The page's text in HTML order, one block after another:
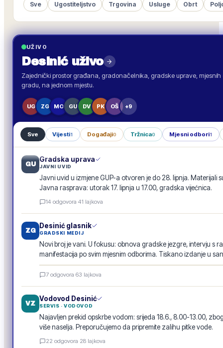
Sve Ugostiteljstvo Trgovina Usluge Obrt
UŽIVO
Desinićuživo
Zajednički prostor građana, gradonačelnika, gradske uprave,
gradu, na jednom mjestu.
UG ZG MO GU DV PK OŠ +9
Sve Vijesti1 Događaji0 Tržnica0 Mjesni odbori1
GU
Gradska uprava
JAVNI UVID
Javni uvid u izmjene GUP-a otvoren je do 28. lipnja. Materijali
Javna rasprava: utorak 17. lipnja u 17.00, gradska vijećnica.
14 odgovora·41 lajkova
ZG
Desinić glasnik
GRADSKI MEDIJ
Novi broj je vani. U fokusu: obnova gradske jezgre, intervju s
manifestacija po svim mjesnim odborima. Tiskano izdanje u
E-GLASILO
Desinić glasnik · lipanj 2026.
7 odgovora·63 lajkova
VZ
Vodovod Desinić
SERVIS · VODOVOD
Najavljen prekid opskrbe vodom: srijeda 18.6., 8.00-13.00,
više naselja. Preporučujemo da pripremite zalihu pitke vode.
22 odgovora·28 lajkova